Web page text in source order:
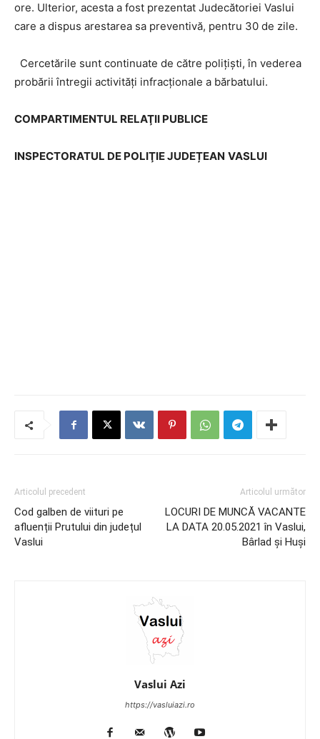
ore. Ulterior, acesta a fost prezentat Judecătoriei Vaslui
care a dispus arestarea sa preventivă, pentru 30 de zile.
Cercetările sunt continuate de către polițiști, în vederea
probării întregii activități infracționale a bărbatului.
COMPARTIMENTUL RELAŢII PUBLICE
INSPECTORATUL DE POLIŢIE JUDEȚEAN VASLUI
Articolul precedent
Cod galben de viituri pe
afluenții Prutului din județul
Vaslui
Articolul următor
LOCURI DE MUNCĂ VACANTE
LA DATA 20.05.2021 în Vaslui,
Bârlad și Huși
Vaslui Azi
https://vasluiazi.ro